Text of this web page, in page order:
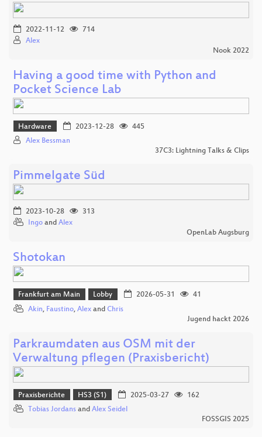
2022-11-12
714
Alex
Nook 2022
Having a good time with Python and
Pocket Science Lab
Hardware 2023-12-28
445
Alex Bessman
37C3: Lightning Talks & Clips
Pimmelgate Süd
2023-10-28
313
Ingo and Alex
OpenLab Augsburg
Shotokan
Frankfurt am Main Lobby 2026-05-31
41
Akin, Faustino, Alex and Chris
Jugend hackt 2026
Parkraumdaten aus OSM mit der
Verwaltung pflegen (Praxisbericht)
Praxisberichte HS3 (S1) 2025-03-27
162
Tobias Jordans and Alex Seidel
FOSSGIS 2025